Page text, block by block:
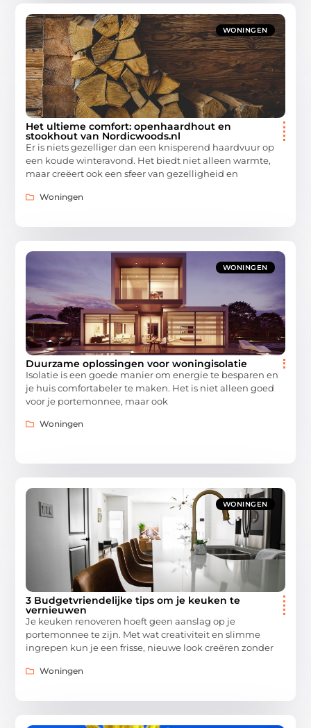
WONINGEN
Het ultieme comfort: openhaardhout en
stookhout van Nordicwoods.nl
Er is niets gezelliger dan een knisperend haardvuur op
een koude winteravond. Het biedt niet alleen warmte,
maar creëert ook een sfeer van gezelligheid en
Woningen
WONINGEN
​​Duurzame oplossingen voor woningisolatie
Isolatie is een goede manier om energie te besparen en
je huis comfortabeler te maken. Het is niet alleen goed
voor je portemonnee, maar ook
Woningen
WONINGEN
3 Budgetvriendelijke tips om je keuken te
vernieuwen
Je keuken renoveren hoeft geen aanslag op je
portemonnee te zijn. Met wat creativiteit en slimme
ingrepen kun je een frisse, nieuwe look creëren zonder
Woningen